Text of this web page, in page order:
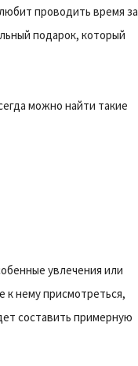
проводить время за
подарок, который
можно найти такие
увлечения или
к нему присмотреться,
составить примерную